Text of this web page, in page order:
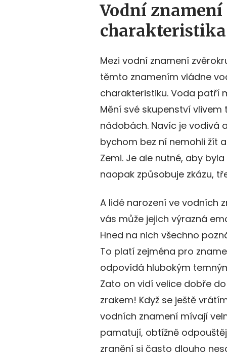
Vodní
charakteristika
Mezi vodní znamení
těmto znamením vládne
charakteristiku. Voda patří
Mění své skupenství
nádobách. Navíc je vodivá
bychom bez ní nemohli žít
Zemi. Je ale nutné, aby
naopak způsobuje zkázu,
A lidé narození ve vodních
vás může jejich výrazná
Hned na nich všechno
To platí zejména pro
odpovídá hlubokým
Zato on vidí velice dobře
zrakem! Když se ještě
vodních znamení mívají
pamatují, obtížně
zranění si často dlouho